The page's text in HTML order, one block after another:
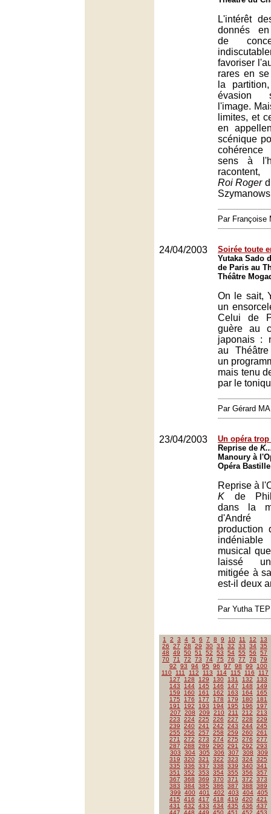
L'intérêt
donnés
de
favoriser
rares en
la
évasion
l'image.
limites, et
en
scénique
sens à
Roi Roger
Par Françoise
24/04/2003
Soirée toute
Yutaka Sado
de Paris au
Théâtre
On le sait,
un
Celui de
guère au
japonais :
au
un
mais tenu
par le
Par Gérard
23/04/2003
Un opéra
Reprise de
Manoury à
Opéra
Reprise à
K de
dans la
d'André
production
musical
laissé
mitigée à
est-il deux
Par Yutha TEP
1 2 3 4 5 6 7 8 9 10 11 12
13
26
27 28 29 30 31 32 33 34 35
48
49 50 51 52 53 54 55 56
57
70 71 72 73 74 75 76 77 78
79
92
93 94 95 96 97 98 99
100
110
111 112 113 114 115 116
117
127
128 129 130 131 132
133
143
144 145 146 147 148
149
159
160 161 162 163 164
165
175
176 177 178 179 180
181
191
192 193 194 195 196
197
207
208 209 210 211 212
213
223
224 225 226 227 228
229
239
240 241 242 243 244 245
255
256 257 258 259 260 261
271
272 273 274 275 276
277
287
288 289 290 291 292
293
303
304 305 306 307 308
309
319
320 321 322 323 324 325
335
336 337 338 339 340 341
351
352 353 354 355 356
357
367
368 369 370 371 372
373
383
384 385 386 387 388
389
399
400 401 402 403 404 405
415
416 417 418 419 420 421
431
432 433 434 435 436
437
447
448 449 450 451 452
453